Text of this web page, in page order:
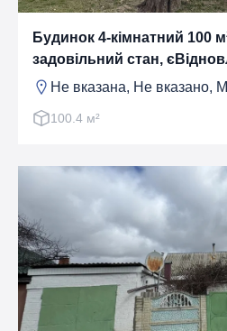
Будинок 4-кімнатний 100
задовільний стан,
Не вказана, Не вказано,
100.4 м²